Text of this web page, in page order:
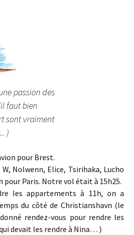
passion des
faut bien
sont vraiment
)
pour Brest.
Nolwenn, Elice, Tsirihaka, Lucho
pour Paris. Notre vol était à 15h25.
les appartements à 11h, on a
du côté de Christianshavn (le
rendez-vous pour rendre les
devait les rendre à Nina… )